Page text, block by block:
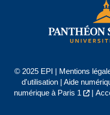
© 2025 EPI | Mentions
d'utilisation| Aide
numérique à Paris 1
|